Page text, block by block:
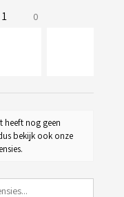
1 0
heeft nog geen
bekijk ook onze